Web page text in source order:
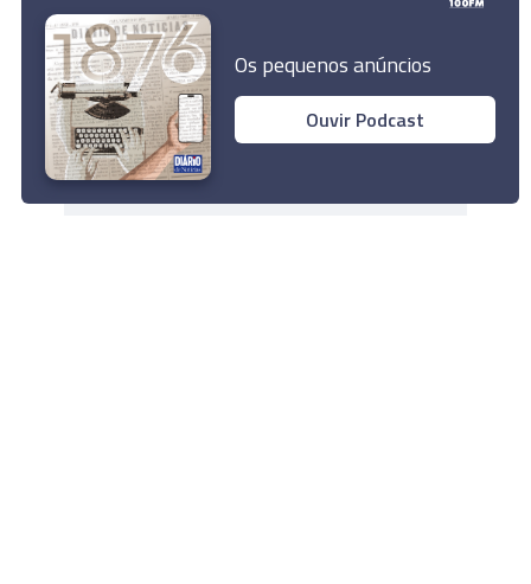
Os pequenos anúncios
Ouvir Podcast